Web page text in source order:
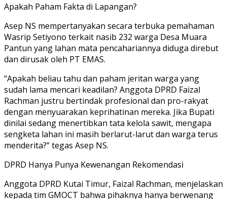
Apakah Paham Fakta di Lapangan?
Asep NS mempertanyakan secara terbuka pemahaman
Wasrip Setiyono terkait nasib 232 warga Desa Muara
Pantun yang lahan mata pencahariannya diduga direbut
dan dirusak oleh PT EMAS.
“Apakah beliau tahu dan paham jeritan warga yang
sudah lama mencari keadilan? Anggota DPRD Faizal
Rachman justru bertindak profesional dan pro-rakyat
dengan menyuarakan keprihatinan mereka. Jika Bupati
dinilai sedang menertibkan tata kelola sawit, mengapa
sengketa lahan ini masih berlarut-larut dan warga terus
menderita?” tegas Asep NS.
DPRD Hanya Punya Kewenangan Rekomendasi
Anggota DPRD Kutai Timur, Faizal Rachman, menjelaskan
kepada tim GMOCT bahwa pihaknya hanya berwenang